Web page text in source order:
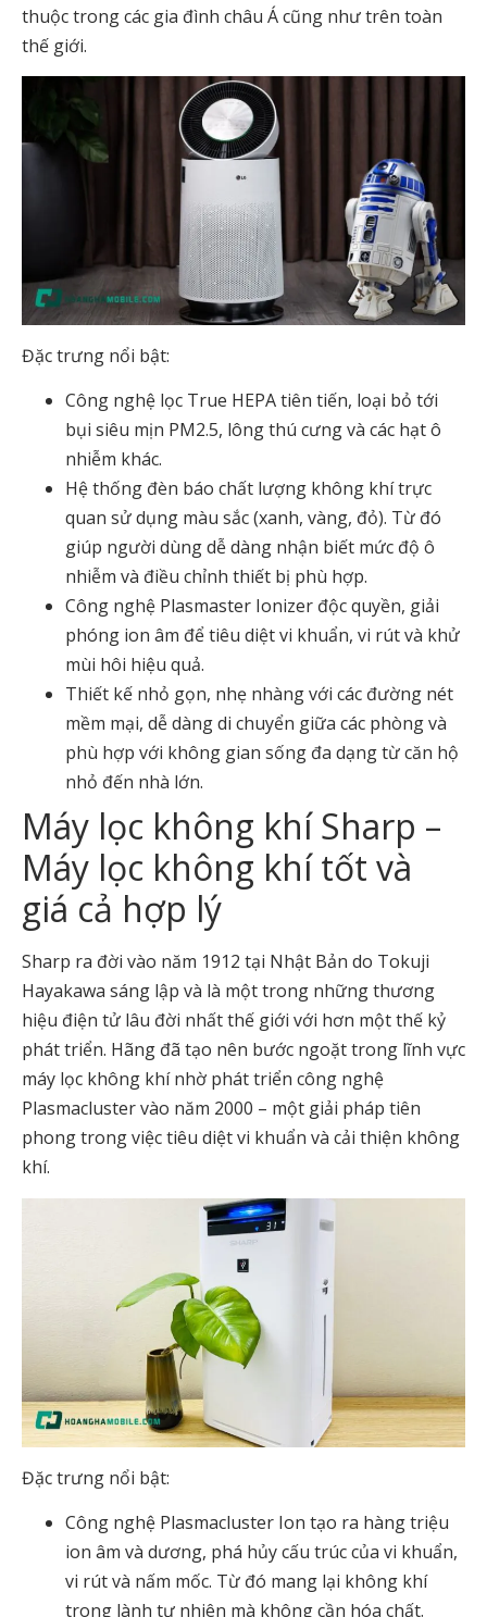
thuộc trong các gia đình châu Á cũng như trên toàn
thế giới.
Đặc trưng nổi bật:
Công nghệ lọc True HEPA tiên tiến, loại bỏ tới
bụi siêu mịn PM2.5, lông thú cưng và các hạt ô
nhiễm khác.
Hệ thống đèn báo chất lượng không khí trực
quan sử dụng màu sắc (xanh, vàng, đỏ). Từ đó
giúp người dùng dễ dàng nhận biết mức độ ô
nhiễm và điều chỉnh thiết bị phù hợp.
Công nghệ Plasmaster Ionizer độc quyền, giải
phóng ion âm để tiêu diệt vi khuẩn, vi rút và khử
mùi hôi hiệu quả.
Thiết kế nhỏ gọn, nhẹ nhàng với các đường nét
mềm mại, dễ dàng di chuyển giữa các phòng và
phù hợp với không gian sống đa dạng từ căn hộ
nhỏ đến nhà lớn.
Máy lọc không khí Sharp –
Máy lọc không khí tốt và
giá cả hợp lý
Sharp ra đời vào năm 1912 tại Nhật Bản do Tokuji
Hayakawa sáng lập và là một trong những thương
hiệu điện tử lâu đời nhất thế giới với hơn một thế kỷ
phát triển. Hãng đã tạo nên bước ngoặt trong lĩnh vực
máy lọc không khí nhờ phát triển công nghệ
Plasmacluster vào năm 2000 – một giải pháp tiên
phong trong việc tiêu diệt vi khuẩn và cải thiện không
khí.
Đặc trưng nổi bật:
Công nghệ Plasmacluster Ion tạo ra hàng triệu
ion âm và dương, phá hủy cấu trúc của vi khuẩn,
vi rút và nấm mốc. Từ đó mang lại không khí
trong lành tự nhiên mà không cần hóa chất.